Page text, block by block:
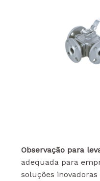
Observação para
adequada para
soluções